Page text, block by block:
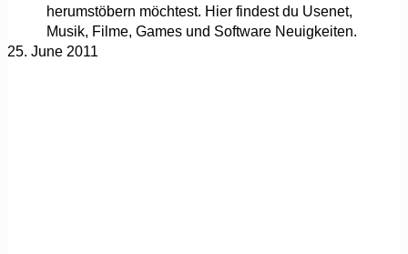
herumstöbern möchtest. Hier findest du Usenet,
Musik, Filme, Games und Software Neuigkeiten.
25. June 2011